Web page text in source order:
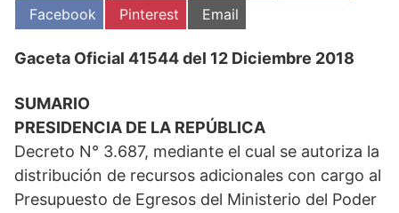
Compartir
en
Facebook
Compartir
en
Pinterest
Compartir
en
Email
Gaceta Oficial 41544 del 12 Diciembre 2018
SUMARIO
PRESIDENCIA DE LA REPÚBLICA
Decreto N° 3.687, mediante el cual se autoriza la
distribución de recursos adicionales con cargo al
Presupuesto de Egresos del Ministerio del Poder